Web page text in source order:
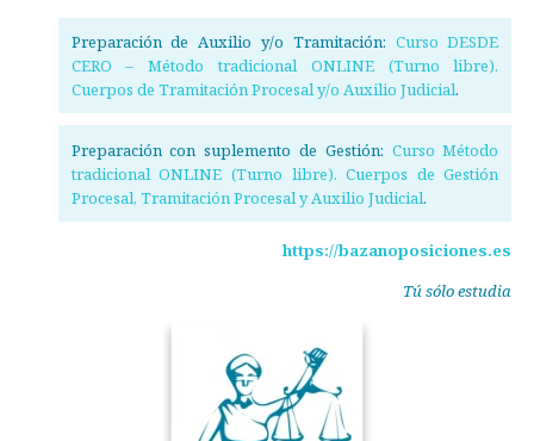
Preparación de Auxilio y/o Tramitación: Curso DESDE
CERO – Método tradicional ONLINE (Turno libre).
Cuerpos de Tramitación Procesal y/o Auxilio Judicial.
Preparación con suplemento de Gestión: Curso Método
tradicional ONLINE (Turno libre). Cuerpos de Gestión
Procesal, Tramitación Procesal y Auxilio Judicial.
https://bazanoposiciones.es
Tú sólo estudia